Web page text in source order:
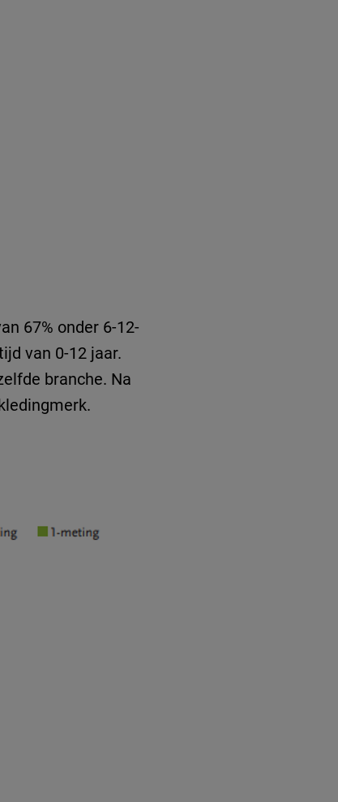
67% onder 6-12-
van 0-12 jaar.
branche. Na